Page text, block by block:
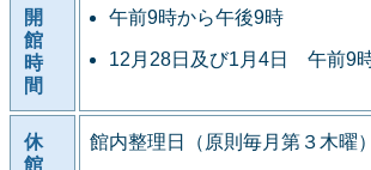
開
館
時
間
午前9時から午後9時
12月28日及び1月4日 午前9
休
館
館内整理日（原則毎月第３木曜